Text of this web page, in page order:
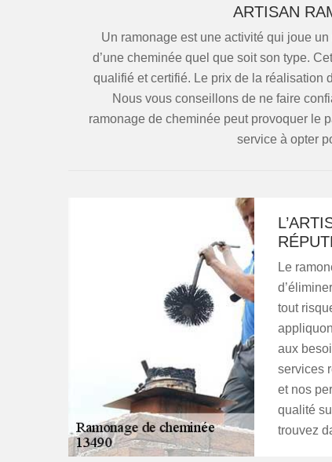
ARTISAN
Un ramonage est une activité qui joue
d’une cheminée quel que soit son type.
qualifié et certifié. Le prix de la réalisation
Nous vous conseillons de ne faire
ramonage de cheminée peut provoquer le
service à opter
Le
tout
aux
services
et nos
qualité
trouvez